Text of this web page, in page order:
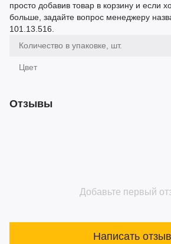
просто добавив товар в корзину и если
больше, задайте вопрос менеджеру
101.13.516.
Количество в упаковке, шт.
Цвет
Отзывы
Добавьте первый
Написать отзыв